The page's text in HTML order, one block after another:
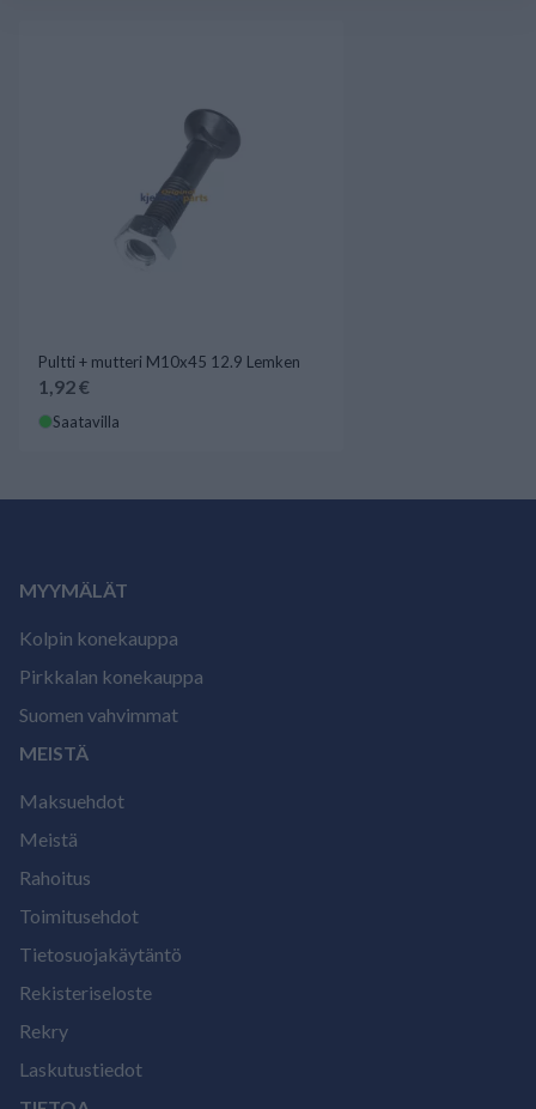
Pultti + mutteri M10x45 12.9 Lemken
1,92 €
Saatavilla
MYYMÄLÄT
Kolpin konekauppa
Pirkkalan konekauppa
Suomen vahvimmat
MEISTÄ
Maksuehdot
Meistä
Rahoitus
Toimitusehdot
Tietosuojakäytäntö
Rekisteriseloste
Rekry
Laskutustiedot